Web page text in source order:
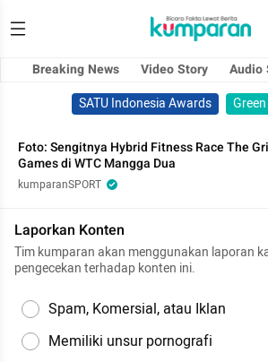
Breaking News Video Story Audio
SATU Indonesia Awards
Foto: Sengitnya Hybrid Fitness Race The
Games di WTC Mangga Dua
kumparanSPORT
Laporkan Konten
Tim kumparan akan menggunakan laporan
pengecekan terhadap konten ini.
Spam, Komersial, atau Iklan
Memiliki unsur pornografi